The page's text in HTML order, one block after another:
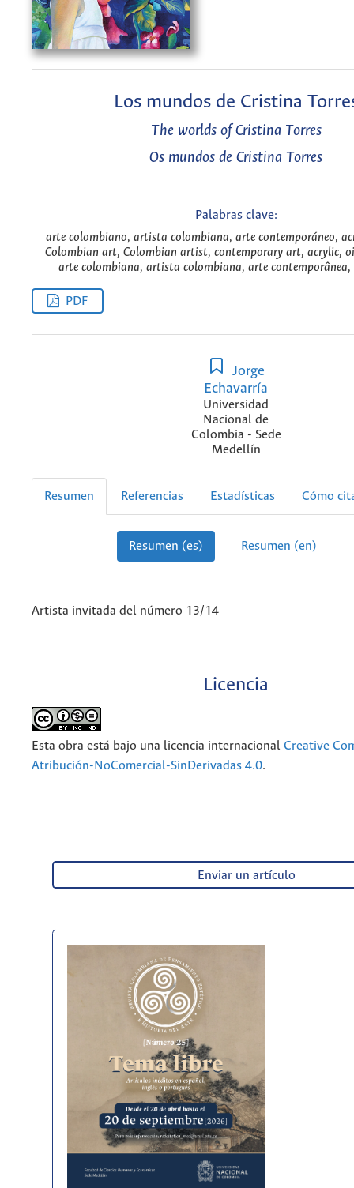
Los mundos de Cristina
The worlds of Cristina Torres
Os mundos de Cristina Torres
Palabras clave:
arte colombiano, artista colombiana, arte contemporáneo,
Colombian art, Colombian artist, contemporary art, acrylic,
arte colombiana, artista colombiana, arte
PDF
Jorge
Echavarría
Universidad
Nacional de
Colombia - Sede
Medellín
Resumen Referencias Estadísticas Cómo
Resumen (es) Resumen (en)
Artista invitada del número 13/14
Licencia
Esta obra está bajo una licencia internacional Creative
Atribución-NoComercial-SinDerivadas 4.0.
Enviar un artículo